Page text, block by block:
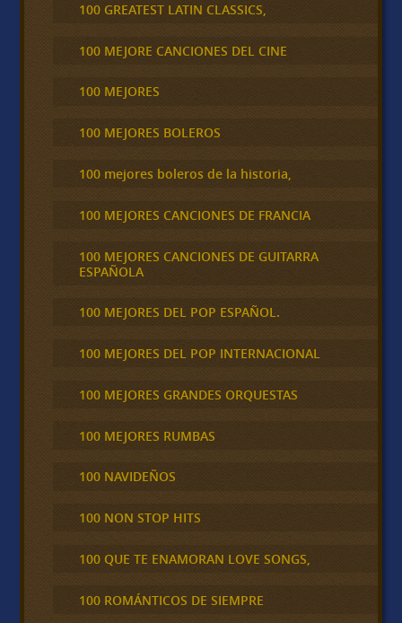
100 GREATEST LATIN CLASSICS,
100 MEJORE CANCIONES DEL CINE
100 MEJORES
100 MEJORES BOLEROS
100 mejores boleros de la historia,
100 MEJORES CANCIONES DE FRANCIA
100 MEJORES CANCIONES DE GUITARRA
ESPAÑOLA
100 MEJORES DEL POP ESPAÑOL.
100 MEJORES DEL POP INTERNACIONAL
100 MEJORES GRANDES ORQUESTAS
100 MEJORES RUMBAS
100 NAVIDEÑOS
100 NON STOP HITS
100 QUE TE ENAMORAN LOVE SONGS,
100 ROMÁNTICOS DE SIEMPRE